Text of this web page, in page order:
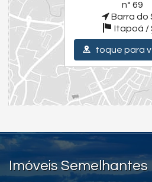
Para uma experiência completa,
dos imóveis e da cidade. Visite
Instagram - @julianoolivaimoveis
Facebook - Juliano Oliva Imóveis
YouTube Juliano Oliva Imóveis -
O sonho do imóvel na praia está mais
venha descobrir!
Valores e condições podem ser
Endereço:
Itapoá /SC
nº 69
Barra do
Itapoá /
toque para
Imóveis Semelhantes